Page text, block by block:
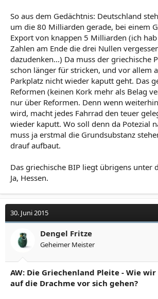
So aus dem Gedächtnis: Deutschland
um die 80 Milliarden gerade, bei einem
Export von knappen 5 Milliarden (ich
Zahlen am Ende die drei Nullen
dazudenken...) Da muss der griechische
schon länger für stricken, und vor allem
Parkplatz nicht wieder kaputt geht. Das
Reformen (keinen Kork mehr als Belag
nur über Reformen. Denn wenn
wird, macht jedes Fahrrad den teuer
wieder kaputt. Wo soll denn da Potezial
muss ja erstmal die Grundsubstanz
drauf aufbaut.
Das griechische BIP liegt übrigens unter
Ja, Hessen.
30. Juni 2015
Dengel Fritze
Geheimer Meister
AW: Die Griechenland Pleite - Wie
auf die Drachme vor sich gehen?